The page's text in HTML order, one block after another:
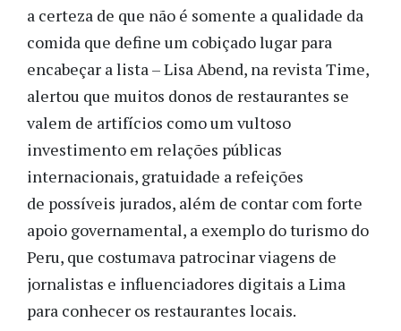
a certeza de que não é somente a qualidade da
comida que define um cobiçado lugar para
encabeçar a lista – Lisa Abend, na revista Time,
alertou que muitos donos de restaurantes se
valem de artifícios como um vultoso
investimento em relações públicas
internacionais, gratuidade a refeições
de possíveis jurados, além de contar com forte
apoio governamental, a exemplo do turismo do
Peru, que costumava patrocinar viagens de
jornalistas e influenciadores digitais a Lima
para conhecer os restaurantes locais.